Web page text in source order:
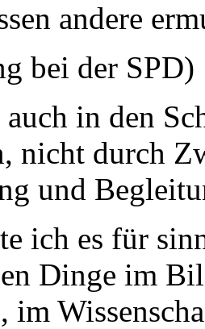
andere
bei der SPD)
in den
nicht durch
und
ich es für
Dinge im
im